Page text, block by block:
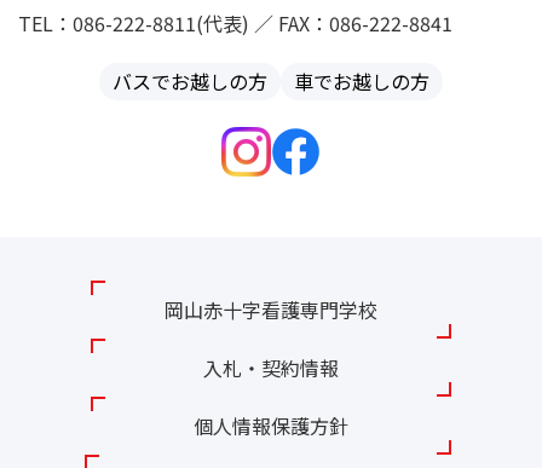
TEL：086-222-8811(代表) ／ FAX：086-222-8841
バスでお越しの方
車でお越しの方
岡山赤十字看護専門学校
入札・契約情報
個人情報保護方針